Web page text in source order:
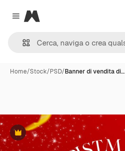
Close menu
Magnific
Home/Stock/PSD/Banner di vendita di…
Premium